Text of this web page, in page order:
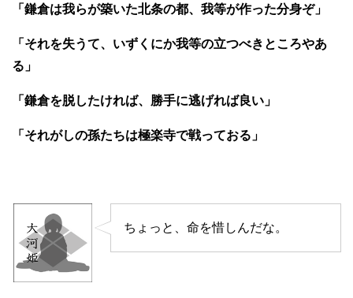
「鎌倉は我らが築いた北条の都、我等が作った分身ぞ」
「それを失うて、いずくにか我等の立つべきところやあ
る」
「鎌倉を脱したければ、勝手に逃げれば良い」
「それがしの孫たちは極楽寺で戦っておる」
ちょっと、命を惜しんだな。